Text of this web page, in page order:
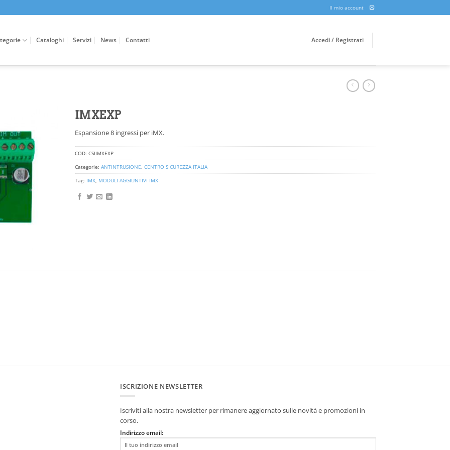
Il mio account
Cataloghi Servizi News Contatti Accedi / Registrati
IMXEXP
Espansione 8 ingressi per iMX.
COD: CSIIMXEXP
Categorie: ANTINTRUSIONE CENTRO SICUREZZA ITALIA
Tag: IMX MODULI AGGIUNTIVI IMX
ISCRIZIONE NEWSLETTER
Iscriviti alla nostra newsletter per rimanere aggiornato sulle novità e promozioni in
corso.
Indirizzo email: